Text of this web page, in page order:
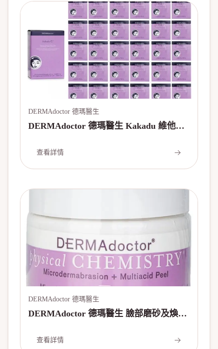
DERMAdoctor 德瑪醫生
DERMAdoctor 德瑪醫生 Kakadu 維他命
Vitamin C Peel Pads 30pads
查看詳情
DERMAdoctor 德瑪醫生
DERMAdoctor 德瑪醫生 臉部磨砂及煥膚
Microdermabrasion + Multiacid Chemical
查看詳情